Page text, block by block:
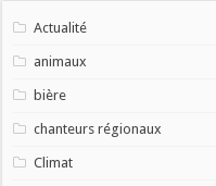
Actualité
animaux
bière
chanteurs régionaux
Climat